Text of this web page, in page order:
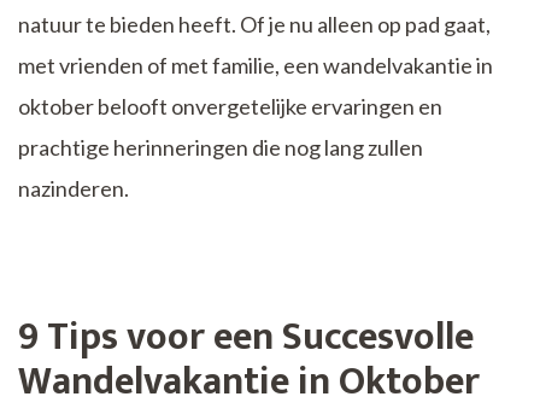
natuur te bieden heeft. Of je nu alleen op pad gaat,
met vrienden of met familie, een wandelvakantie in
oktober belooft onvergetelijke ervaringen en
prachtige herinneringen die nog lang zullen
nazinderen.
9 Tips voor een Succesvolle
Wandelvakantie in Oktober